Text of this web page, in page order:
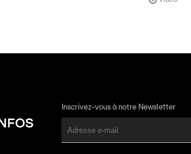
Inscrivez-vous à notre Newsletter